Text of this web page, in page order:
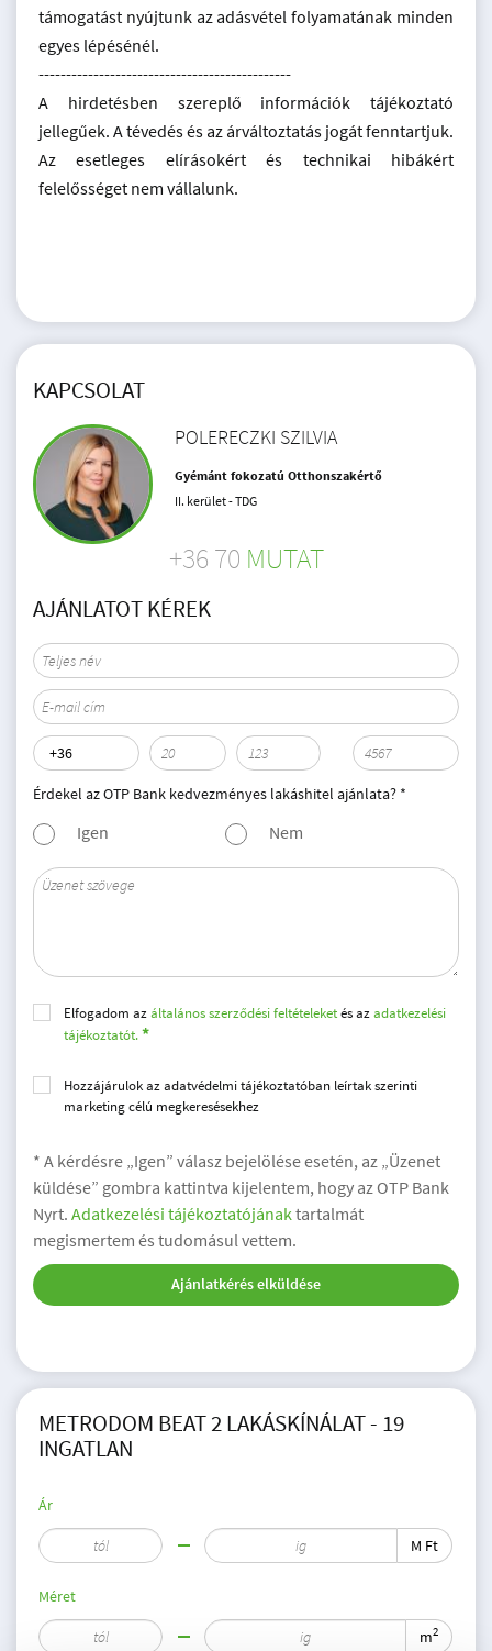
támogatást nyújtunk az adásvétel folyamatának minden
egyes lépésénél.
----------------------------------------------
A hirdetésben szereplő információk tájékoztató
jellegűek. A tévedés és az árváltoztatás jogát fenntartjuk.
Az esetleges elírásokért és technikai hibákért
felelősséget nem vállalunk.
KAPCSOLAT
POLERECZKI SZILVIA
Gyémánt fokozatú Otthonszakértő
II. kerület - TDG
+36 70 MUTAT
AJÁNLATOT KÉREK
Érdekel az OTP Bank kedvezményes lakáshitel ajánlata? *
Igen Nem
Elfogadom azáltalános szerződési feltételeketés azadatkezelési
tájékoztatót.
Hozzájárulok az adatvédelmi tájékoztatóban leírtak szerinti
marketing célú megkeresésekhez
* A kérdésre „Igen” válasz bejelölése esetén, az „Üzenet
küldése” gombra kattintva kijelentem, hogy az OTP Bank
Nyrt. Adatkezelési tájékoztatójának tartalmát
megismertem és tudomásul vettem.
Ajánlatkérés elküldése
METRODOM BEAT 2 LAKÁSKÍNÁLAT - 19
INGATLAN
Ár
M Ft
Méret
m2